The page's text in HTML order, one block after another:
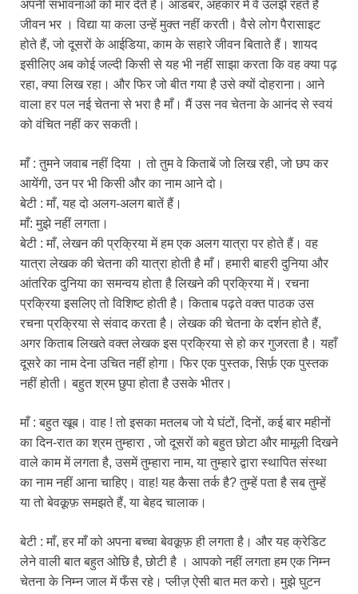
अपनी संभावनाओं को मार देते हैं। आडंबर, अहंकार में वे उलझे रहते हैं
जीवन भर । विद्या या कला उन्हें मुक्त नहीं करती। वैसे लोग पैरासाइट
होते हैं, जो दूसरों के आईडिया, काम के सहारे जीवन बिताते हैं। शायद
इसीलिए अब कोई जल्दी किसी से यह भी नहीं साझा करता कि वह क्या पढ़
रहा, क्या लिख रहा। और फिर जो बीत गया है उसे क्यों दोहराना। आने
वाला हर पल नई चेतना से भरा है माँ। मैं उस नव चेतना के आनंद से स्वयं
को वंचित नहीं कर सकती।
माँ : तुमने जवाब नहीं दिया । तो तुम वे किताबें जो लिख रही, जो छप कर
आयेंगी, उन पर भी किसी और का नाम आने दो।
बेटी : माँ, यह दो अलग-अलग बातें हैं।
माँ: मुझे नहीं लगता।
बेटी : माँ, लेखन की प्रक्रिया में हम एक अलग यात्रा पर होते हैं। वह
यात्रा लेखक की चेतना की यात्रा होती है माँ। हमारी बाहरी दुनिया और
आंतरिक दुनिया का समन्वय होता है लिखने की प्रक्रिया में। रचना
प्रक्रिया इसलिए तो विशिष्ट होती है। किताब पढ़ते वक्त पाठक उस
रचना प्रक्रिया से संवाद करता है। लेखक की चेतना के दर्शन होते हैं,
अगर किताब लिखते वक्त लेखक इस प्रक्रिया से हो कर गुजरता है। यहाँ
दूसरे का नाम देना उचित नहीं होगा। फिर एक पुस्तक, सिर्फ़ एक पुस्तक
नहीं होती। बहुत श्रम छुपा होता है उसके भीतर।
माँ : बहुत खूब। वाह ! तो इसका मतलब जो ये घंटों, दिनों, कई बार महीनों
का दिन-रात का श्रम तुम्हारा , जो दूसरों को बहुत छोटा और मामूली दिखने
वाले काम में लगता है, उसमें तुम्हारा नाम, या तुम्हारे द्वारा स्थापित संस्था
का नाम नहीं आना चाहिए। वाह! यह कैसा तर्क है? तुम्हें पता है सब तुम्हें
या तो बेवक़ूफ़ समझते हैं, या बेहद चालाक।
बेटी : माँ, हर माँ को अपना बच्चा बेवक़ूफ़ ही लगता है। और यह क्रेडिट
लेने वाली बात बहुत ओछि है, छोटी है । आपको नहीं लगता हम एक निम्न
चेतना के निम्न जाल में फँस रहे। प्लीज़ ऐसी बात मत करो। मुझे घुटन